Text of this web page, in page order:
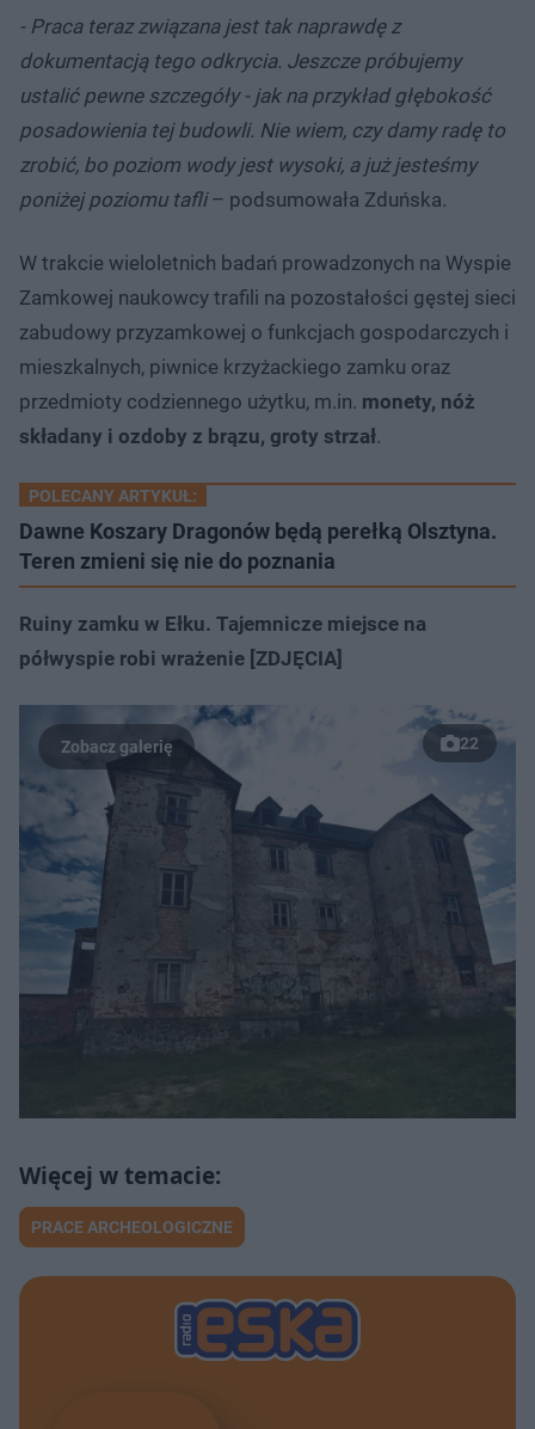
- Praca teraz związana jest tak naprawdę z
dokumentacją tego odkrycia. Jeszcze próbujemy
ustalić pewne szczegóły - jak na przykład głębokość
posadowienia tej budowli. Nie wiem, czy damy radę to
zrobić, bo poziom wody jest wysoki, a już jesteśmy
poniżej poziomu tafli– podsumowała Zduńska.
W trakcie wieloletnich badań prowadzonych na Wyspie
Zamkowej naukowcy trafili na pozostałości gęstej sieci
zabudowy przyzamkowej o funkcjach gospodarczych i
mieszkalnych, piwnice krzyżackiego zamku oraz
przedmioty codziennego użytku, m.in. monety, nóż
składany i ozdoby z brązu, groty strzał.
POLECANY ARTYKUŁ:
Dawne Koszary Dragonów będą perełką Olsztyna.
Teren zmieni się nie do poznania
Ruiny zamku w Ełku. Tajemnicze miejsce na
półwyspie robi wrażenie [ZDJĘCIA]
22
PRACE ARCHEOLOGICZNE